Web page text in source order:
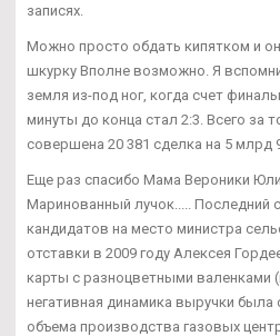
записях.
Можно просто обдать кипятком и
шкурку Вполне возможно. Я
земля из-под ног, когда счет
минуты до конца стал 2:3. Всего за
совершена 20 381 сделка на 5 млрд
Еще раз спасибо Мама Вероники
Маринованный лучок..... Последний
кандидатов на место министра
отставки в 2009 году Алексея
карты с разноцветными валенками
негативная динамика выручки была
объема производства газовых